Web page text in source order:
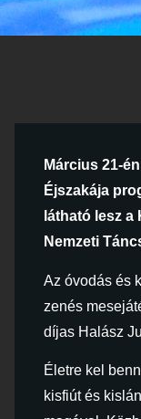
Március 21-
Éjszakája
látható lesz
Nemzeti
Az óvodás és
zenés
díjas Halász
Életre kel
kisfiút és